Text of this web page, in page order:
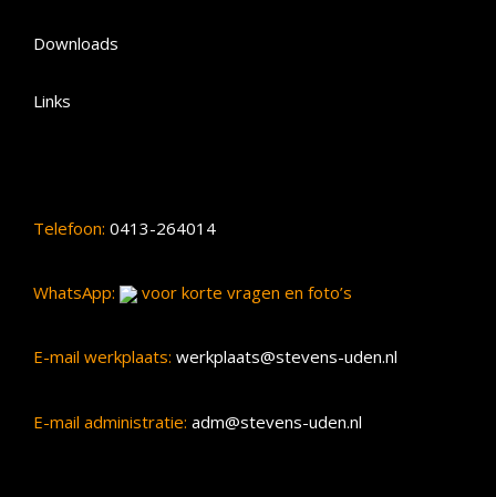
Downloads
Links
Telefoon: 0413-264014
WhatsApp: voor korte vragen en foto’s
E-mail werkplaats: werkplaats@stevens-uden.nl
E-mail administratie: adm@stevens-uden.nl